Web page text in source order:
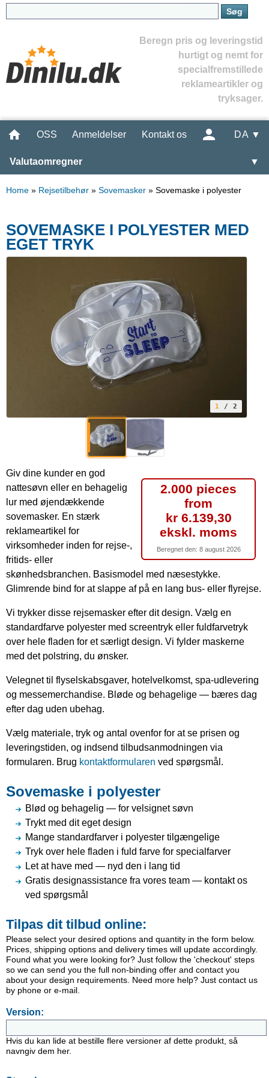
Beregn pris og leveringstid
hurtigt og nemt for
specialfremstillede
reklameartikler og
tryksager.
OSS Anmeldelser Kontakt os DA ▼
Valutaomregner ▼
Home » Rejsetilbehør » Sovemasker » Sovemaske i polyester
SOVEMASKE I POLYESTER MED
EGET TRYK
1 / 2
2.000 pieces
from
kr 6.139,30
ekskl. moms
Beregnet den: 8 august 2026
Giv dine kunder en god
nattesøvn eller en behagelig
lur med øjendækkende
sovemasker. En stærk
reklameartikel for
virksomheder inden for rejse-,
fritids- eller
skønhedsbranchen. Basismodel med næsestykke.
Glimrende bind for at slappe af på en lang bus- eller flyrejse.
Vi trykker disse rejsemasker efter dit design. Vælg en
standardfarve polyester med screentryk eller fuldfarvetryk
over hele fladen for et særligt design. Vi fylder maskerne
med det polstring, du ønsker.
Velegnet til flyselskabsgaver, hotelvelkomst, spa-udlevering
og messemerchandise. Bløde og behagelige — bæres dag
efter dag uden ubehag.
Vælg materiale, tryk og antal ovenfor for at se prisen og
leveringstiden, og indsend tilbudsanmodningen via
formularen. Brug kontaktformularen ved spørgsmål.
Sovemaske i polyester
Blød og behagelig — for velsignet søvn
Trykt med dit eget design
Mange standardfarver i polyester tilgængelige
Tryk over hele fladen i fuld farve for specialfarver
Let at have med — nyd den i lang tid
Gratis designassistance fra vores team — kontakt os
ved spørgsmål
Tilpas dit tilbud online:
Please select your desired options and quantity in the form below.
Prices, shipping options and delivery times will update accordingly.
Found what you were looking for? Just follow the 'checkout' steps
so we can send you the full non-binding offer and contact you
about your design requirements. Need more help? Just contact us
by phone or e-mail.
Version:
Hvis du kan lide at bestille flere versioner af dette produkt, så
navngiv dem her.